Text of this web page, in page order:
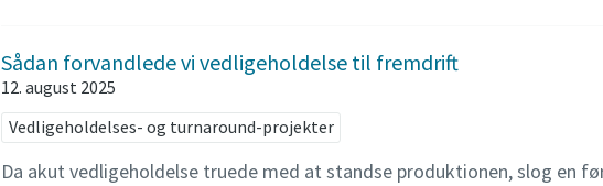
Sådan forvandlede vi vedligeholdelse til fremdrift
12. august 2025
Vedligeholdelses- og turnaround-projekter
Da akut vedligeholdelse truede med at standse produktionen, slog en